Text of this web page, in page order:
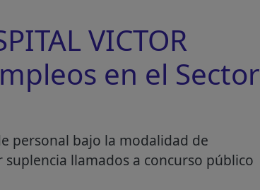
VICTOR
en el Sector
personal bajo la modalidad de
llamados a concurso público